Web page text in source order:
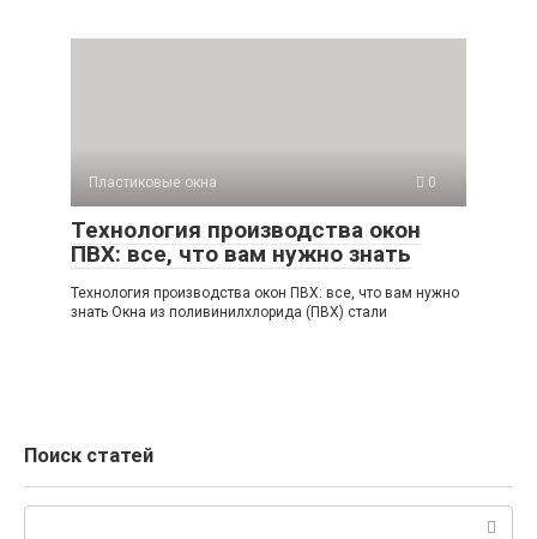
Пластиковые окна 0
Технология производства окон
ПВХ: все, что вам нужно знать
Технология производства окон ПВХ: все, что вам нужно
знать Окна из поливинилхлорида (ПВХ) стали
Поиск статей